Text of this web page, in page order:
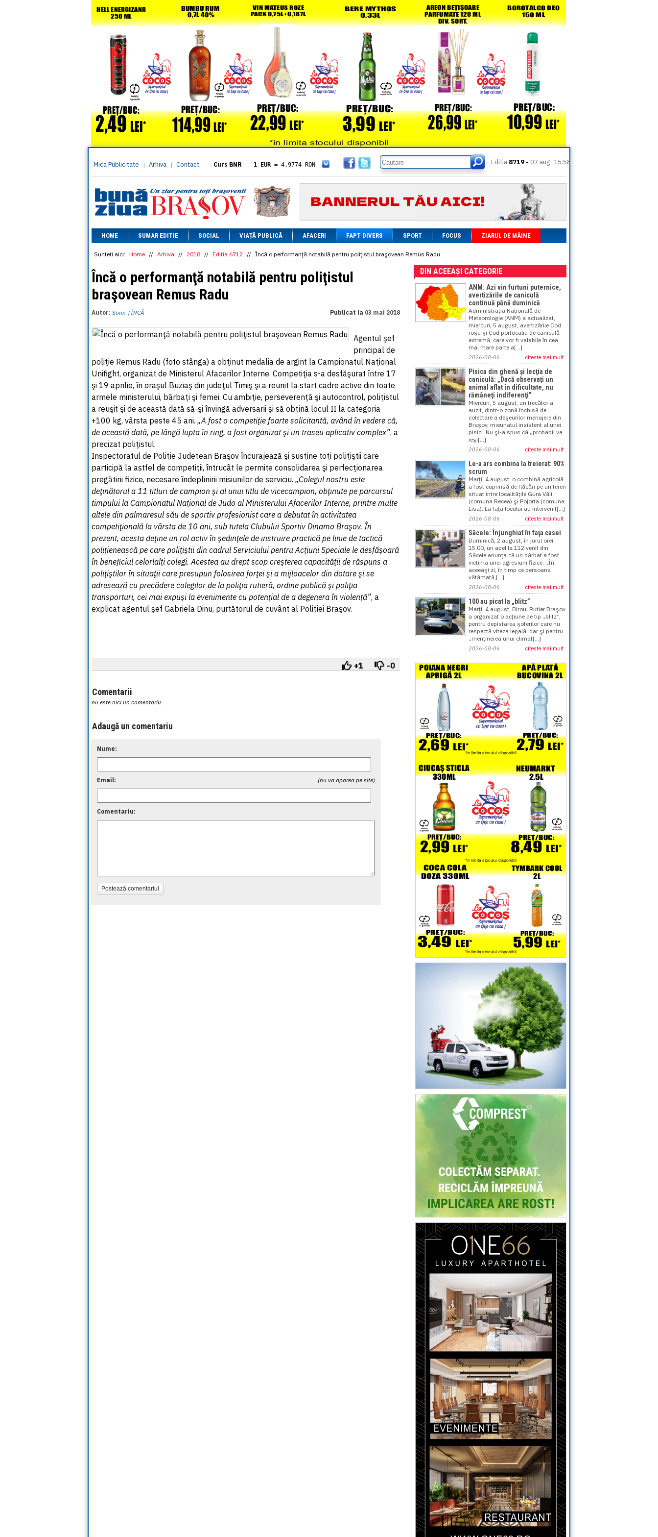
Mica Publicitate | Arhiva | Contact Curs BNR 1 EUR = 4.9774 RON
= 5.8304 RON
1 XAU= 464.4611 RON
1 AED= 1.1933 RON
1 AUD= 2.7957 RON
1 BGN= 2.5449 RON
1 CAD= 3.1559 RON
1 CHF= 5.2813 RON
1 CNY= 0.6015 RON
1 DKK
1 EGP= 0.0860 RON
1 MXN= 0.2227 RON
1 NOK= 0.4191 RON
1 PLN= 1.1646 RON
= 0.0425 RON
1 RUB = 0.0530 RON
1 SEK= 0.4526 RON
1 TRY= 0.1141 RON
1 UAH
= 0.1048 RON
1 XDR= 5.9383 RON
1 ZAR= 0.2318 RON
Editia 8719 - 07 aug 15:58
HOME SUMAR EDITIE SOCIAL VIAȚĂ PUBLICĂ AFACERI FAPT DIVERS SPORT FOCUS ZIARUL DE MÂINE
Sunteti aici: Home // Arhiva // 2018 // Editia 6712 // Încă o performanţă notabilă pentru poliţistul braşovean Remus Radu
Încă o performanţă notabilă pentru poliţistul
braşovean Remus Radu
Autor: Sorin ŢÎRCĂ Publicat la 03 mai 2018
Agentul şef
principal de
poliţie Remus Radu (foto stânga) a obţinut medalia de argint la Campionatul Naţional
Unifight, organizat de Ministerul Afacerilor Interne. Competiţia s-a desfăşurat între 17
şi 19 aprilie, în oraşul Buziaş din judeţul Timiş şi a reunit la start cadre active din toate
armele ministerului, bărbaţi şi femei. Cu ambiţie, perseverenţă şi autocontrol, poliţistul
a reuşit şi de această dată să-şi învingă adversarii şi să obţină locul II la categoria
+100 kg, vârsta peste 45 ani. „A fost o competiţie foarte solicitantă, având în vedere că,
de această dată, pe lângă lupta în ring, a fost organizat şi un traseu aplicativ complex”, a
precizat poliţistul.
Inspectoratul de Poliţie Judeţean Braşov încurajează şi susţine toţi poliţiştii care
participă la astfel de competiţii, întrucât le permite consolidarea şi perfecţionarea
pregătirii fizice, necesare îndeplinirii misiunilor de serviciu. „Colegul nostru este
deţinătorul a 11 titluri de campion şi al unui titlu de vicecampion, obţinute pe parcursul
timpului la Campionatul Naţional de Judo al Ministerului Afacerilor Interne, printre multe
altele din palmaresul său de sportiv profesionist care a debutat în activitatea
competiţională la vârsta de 10 ani, sub tutela Clubului Sportiv Dinamo Braşov. În
prezent, acesta deţine un rol activ în şedinţele de instruire practică pe linie de tactică
poliţienească pe care poliţiştii din cadrul Serviciului pentru Acţiuni Speciale le desfăşoară
în beneficiul celorlalţi colegi. Acestea au drept scop creşterea capacităţii de răspuns a
poliţiştilor în situaţii care presupun folosirea forţei şi a mijloacelor din dotare şi se
adresează cu precădere colegilor de la poliţia rutieră, ordine publică şi poliţia
transporturi, cei mai expuşi la evenimente cu potenţial de a degenera în violenţă”, a
explicat agentul şef Gabriela Dinu, purtătorul de cuvânt al Poliţiei Braşov.
+1 -0
Comentarii
nu este nici un comentariu
Adaugă un comentariu
Nume:
(nu va aparea pe site)
Email:
Comentariu:
Postează comentariul
DIN ACEEAȘI CATEGORIE
ANM: Azi vin furtuni puternice,
avertizările de caniculă
continuă până duminică
Administraţia Naţională de
Meteorologie (ANM) a actualizat,
miercuri, 5 august, avertizările Cod
roşu şi Cod portocaliu de caniculă
extremă, care vor fi valabile în cea
mai mare parte a[...]
2026-08-06 citeste mai mult
Pisica din ghenă şi lecţia de
caniculă: „Dacă observaţi un
animal aflat în dificultate, nu
rămâneţi indiferenţi”
Miercuri, 5 august, un trecător a
auzit, dintr-o zonă închisă de
colectare a deşeurilor menajere din
Braşov, mieunatul insistent al unei
pisici. Nu şi-a spus că „probabil va
ieşi[...]
2026-08-06 citeste mai mult
Le-a ars combina la treierat: 90%
scrum
Marţi, 4 august, o combină agricolă
a fost cuprinsă de flăcări pe un teren
situat între localităţile Gura Văii
(comuna Recea) şi Pojorta (comuna
Lisa). La faţa locului au intervenit[...]
2026-08-06 citeste mai mult
Săcele: Înjunghiat în faţa casei
Duminică, 2 august, în jurul orei
15.00, un apel la 112 venit din
Săcele anunţa că un bărbat a fost
victima unei agresiuni fizice. „În
aceeaşi zi, în timp ce persoana
vătămată,[...]
2026-08-06 citeste mai mult
100 au picat la „blitz”
Marţi, 4 august, Biroul Rutier Braşov
a organizat o acţiune de tip „blitz”,
pentru depistarea şoferilor care nu
respectă viteza legală, dar şi pentru
„menţinerea unui climat[...]
2026-08-06 citeste mai mult